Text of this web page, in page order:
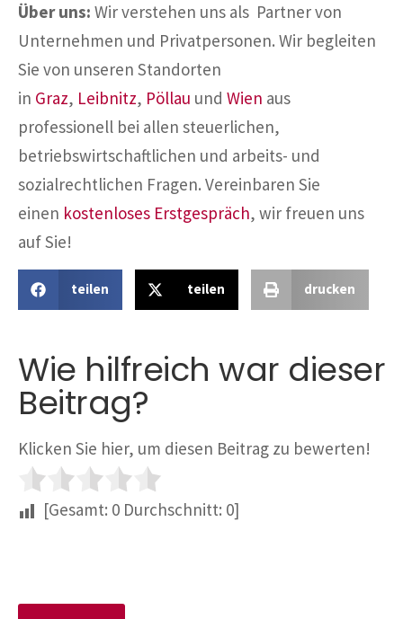
Über uns: Wir verstehen uns als Partner von
Unternehmen und Privatpersonen. Wir begleiten
Sie von unseren Standorten
in Graz, Leibnitz, Pöllau und Wien aus
professionell bei allen steuerlichen,
betriebswirtschaftlichen und arbeits- und
sozialrechtlichen Fragen. Vereinbaren Sie
einen kostenloses Erstgespräch, wir freuen uns
auf Sie!
teilen teilen drucken
Wie hilfreich war dieser
Beitrag?
Klicken Sie hier, um diesen Beitrag zu bewerten!
[Gesamt: 0 Durchschnitt: 0]